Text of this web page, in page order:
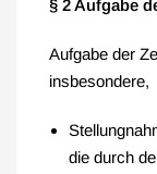
§ 2 Aufgabe
Aufgabe der
insbesondere,
die durch